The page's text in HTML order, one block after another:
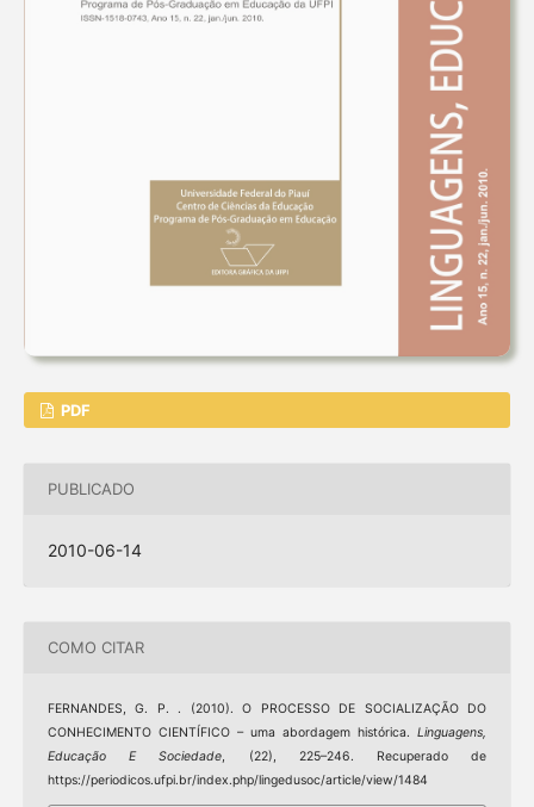
PDF
PUBLICADO
2010-06-14
COMO CITAR
FERNANDES, G. P. . (2010). O PROCESSO DE SOCIALIZAÇÃO DO
CONHECIMENTO CIENTÍFICO – uma abordagem histórica.Linguagens,
Educação E Sociedade, (22), 225–246. Recuperado de
https://periodicos.ufpi.br/index.php/lingedusoc/article/view/1484